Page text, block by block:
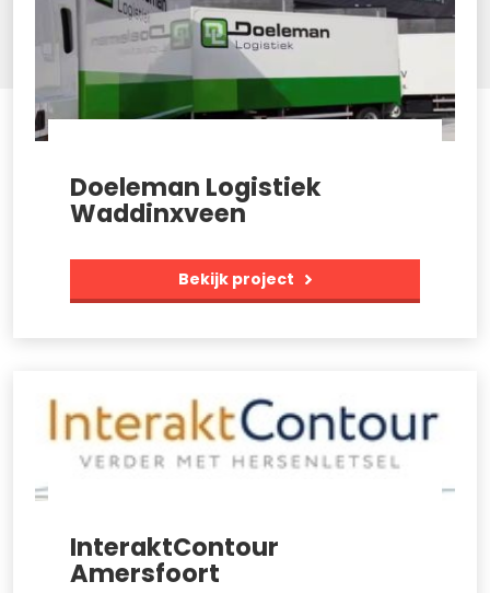
Doeleman Logistiek
Waddinxveen
Bekijk project
InteraktContour
Amersfoort